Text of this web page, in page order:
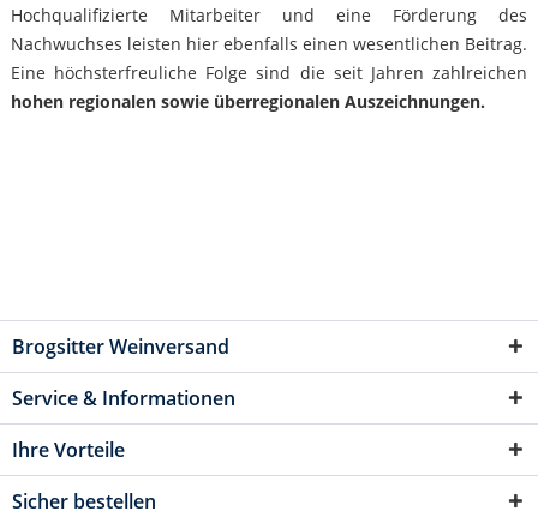
Hochqualifizierte Mitarbeiter und eine Förderung des
Nachwuchses leisten hier ebenfalls einen wesentlichen Beitrag.
Eine höchsterfreuliche Folge sind die seit Jahren zahlreichen
hohen regionalen sowie überregionalen Auszeichnungen.
Brogsitter Weinversand
Service & Informationen
Ihre Vorteile
Sicher bestellen